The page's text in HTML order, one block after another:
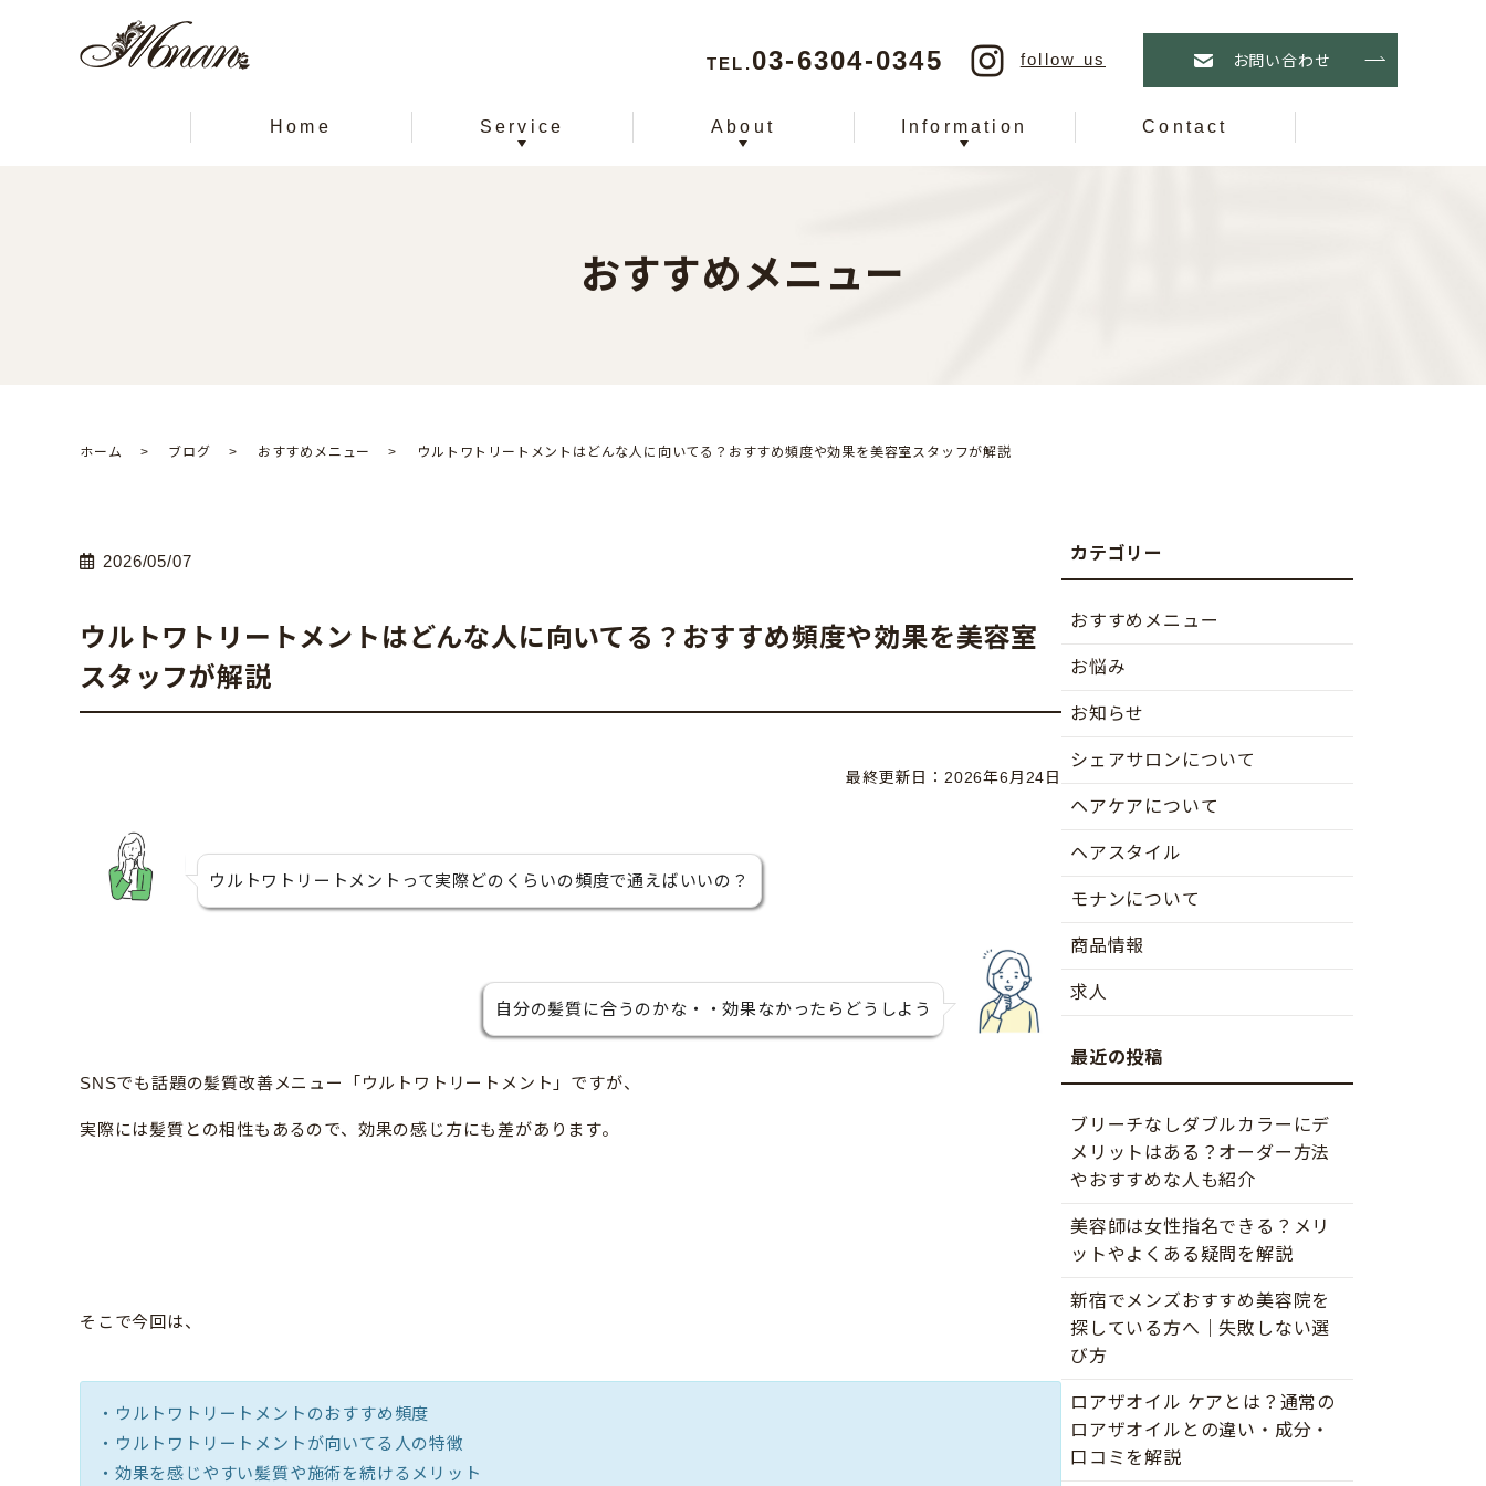
TEL.03-6304-0345 follow us お問い合わせ
Home Service About Information Contact
おすすめメニュー
ホーム ブログ おすすめメニュー ウルトワトリートメントはどんな人に向いてる？おすすめ頻度や効果を美容室スタッフが解説
2026/05/07
ウルトワトリートメントはどんな人に向いてる？おすすめ頻度や効果を美容室
スタッフが解説
最終更新日： 2026年6月24日
ウルトワトリートメントって実際どのくらいの頻度で通えばいいの？
自分の髪質に合うのかな・・効果なかったらどうしよう
SNSでも話題の髪質改善メニュー「ウルトワトリートメント」ですが、
実際には髪質との相性もあるので、効果の感じ方にも差があります。
そこで今回は、
・ウルトワトリートメントのおすすめ頻度
・ウルトワトリートメントが向いてる人の特徴
・効果を感じやすい髪質や施術を続けるメリット
おすすめメニュー
お悩み
お知らせ
シェアサロンについて
ヘアケアについて
ヘアスタイル
モナンについて
商品情報
求人
ブリーチなしダブルカラーにデ
メリットはある？オーダー方法
やおすすめな人も紹介
美容師は女性指名できる？メリ
ットやよくある疑問を解説
新宿でメンズおすすめ美容院を
探している方へ｜失敗しない選
び方
ロアザオイル ケアとは？通常の
ロアザオイルとの違い・成分・
口コミを解説